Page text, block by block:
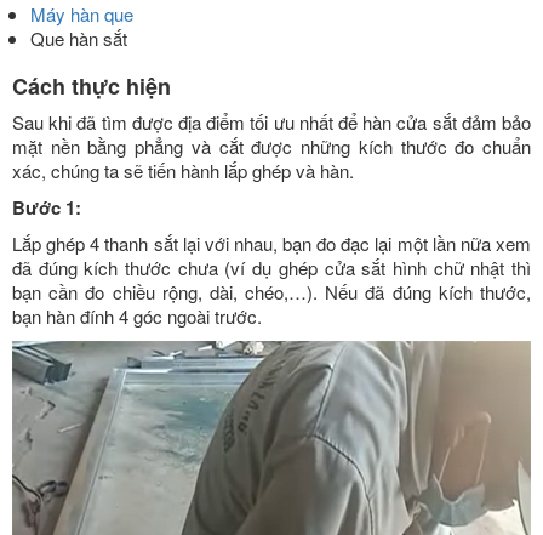
Máy hàn que
Que hàn sắt
Cách thực hiện
Sau khi đã tìm được địa điểm tối ưu nhất để hàn cửa sắt đảm bảo
mặt nền bằng phẳng và cắt được những kích thước đo chuẩn
xác, chúng ta sẽ tiến hành lắp ghép và hàn.
Bước 1:
Lắp ghép 4 thanh sắt lại với nhau, bạn đo đạc lại một lần nữa xem
đã đúng kích thước chưa (ví dụ ghép cửa sắt hình chữ nhật thì
bạn cần đo chiều rộng, dài, chéo,…). Nếu đã đúng kích thước,
bạn hàn đính 4 góc ngoài trước.